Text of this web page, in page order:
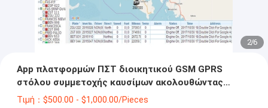
2/6
App πλατφορμών ΠΣΤ διοικητικού GSM GPRS
στόλου συμμετοχής καυσίμων ακολουθώντας
λογισμικό
Τιμή：$500.00 - $1,000.00/Pieces